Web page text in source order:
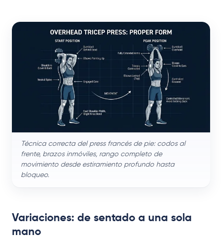
Técnica correcta del press francés de pie: codos al
frente, brazos inmóviles, rango completo de
movimiento desde estiramiento profundo hasta
bloqueo.
Variaciones: de sentado a una sola
mano